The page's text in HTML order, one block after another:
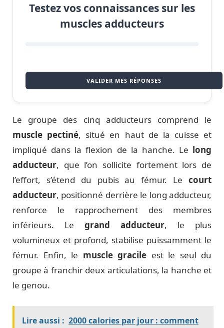
Testez vos connaissances sur les
muscles adducteurs
VALIDER MES RÉPONSES
Le groupe des cinq adducteurs comprend le
muscle pectiné, situé en haut de la cuisse et
impliqué dans la flexion de la hanche. Le long
adducteur, que l’on sollicite fortement lors de
l’effort, s’étend du pubis au fémur. Le court
adducteur, positionné derrière le long adducteur,
renforce le rapprochement des membres
inférieurs. Le grand adducteur, le plus
volumineux et profond, stabilise puissamment le
fémur. Enfin, le muscle gracile est le seul du
groupe à franchir deux articulations, la hanche et
le genou.
Lire aussi : 2000 calories par jour : comment